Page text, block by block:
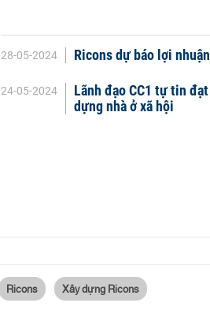
28-05-2024 Ricons dự báo lợi
24-05-2024
Lãnh đạo CC1 tự tin
dựng nhà ở xã hội
Ricons Xây dựng Ricons